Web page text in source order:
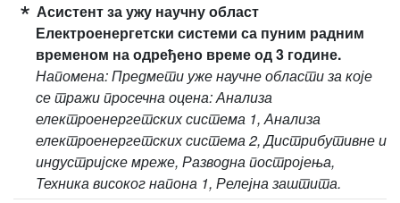
Асистент за ужу научну област
Електроенергетски системи са пуним радним
временом на одређено време од 3 године.
Напомена: Предмети уже научне области за које
се тражи просечна оцена: Анализа
електроенергетских система 1, Анализа
електроенергетских система 2, Дистрибутивне и
индустријске мреже, Разводна постројења,
Техника високог напона 1, Релејна заштита.